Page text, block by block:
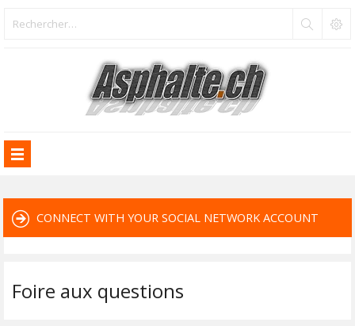
CONNECT WITH YOUR SOCIAL NETWORK ACCOUNT
Foire aux questions